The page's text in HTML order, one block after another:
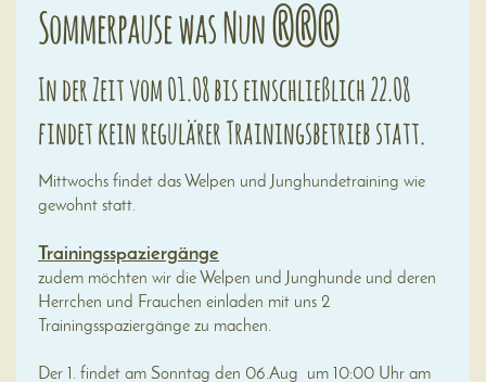
Sommerpause was Nun ???
In der Zeit vom 01.08 bis einschließlich 22.08
findet kein regulärer Trainingsbetrieb statt.
Mittwochs findet das Welpen und Junghundetraining wie
gewohnt statt.
Trainingsspaziergänge
zudem möchten wir die Welpen und Junghunde und deren
Herrchen und Frauchen einladen mit uns 2
Trainingsspaziergänge zu machen.
Der 1. findet am Sonntag den 06.Aug um 10:00 Uhr am